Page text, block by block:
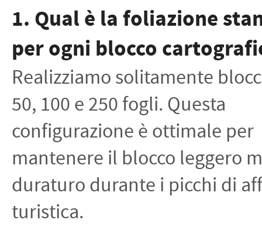
1. Qual è la foliazione
per ogni blocco
Realizziamo solitamente
50, 100 e 250 fogli. Questa
configurazione è ottimale per
mantenere il blocco leggero
duraturo durante i picchi di
turistica.